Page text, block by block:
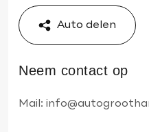
Auto delen
Neem contact op
Mail: